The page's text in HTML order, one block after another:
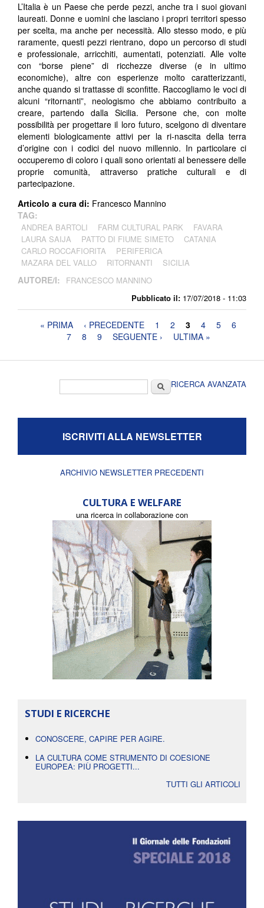
Pubblicato il: 17/07/2018 - 11:03
L’Italia è un Paese che perde pezzi, anche tra i suoi giovani
laureati. Donne e uomini che lasciano i propri territori spesso
per scelta, ma anche per necessità. Allo stesso modo, e più
raramente, questi pezzi rientrano, dopo un percorso di studi
e professionale, arricchiti, aumentati, potenziati. Alle volte
con “borse piene” di ricchezze diverse (e in ultimo
economiche), altre con esperienze molto caratterizzanti,
anche quando si trattasse di sconfitte. Raccogliamo le voci di
alcuni “ritornanti”, neologismo che abbiamo contribuito a
creare, partendo dalla Sicilia. Persone che, con molte
possibilità per progettare il loro futuro, scelgono di diventare
elementi biologicamente attivi per la ri-nascita della terra
d’origine con i codici del nuovo millennio. In particolare ci
occuperemo di coloro i quali sono orientati al benessere delle
proprie comunità, attraverso pratiche culturali e di
partecipazione.
Articolo a cura di: Francesco Mannino
TAG:
ANDREA BARTOLI FARM CULTURAL PARK
FAVARA
LAURA SAIJA
PATTO DI FIUME SIMETO
CATANIA
CARLO ROCCAFIORITA
PERIFERICA
MAZARA DEL VALLO
RITORNANTI SICILIA
AUTORE/I: FRANCESCO MANNINO
Pagine« PRIMA ‹ PRECEDENTE 1 2 3 4 5
6
7
8 9 SEGUENTE › ULTIMA »
CercaRICERCA AVANZATA
ISCRIVITI ALLA NEWSLETTER
ARCHIVIO NEWSLETTER PRECEDENTI
CULTURA E WELFARE
una ricerca in collaborazione con
STUDI E RICERCHE
CONOSCERE, CAPIRE PER AGIRE.
LA CULTURA COME STRUMENTO DI COESIONE
EUROPEA: PIÙ PROGETTI...
TUTTI GLI ARTICOLI